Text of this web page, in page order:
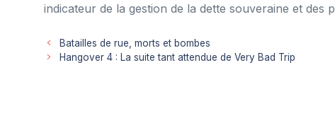
indicateur de la gestion de la dette souveraine et des
Batailles de rue, morts et bombes
Hangover 4 : La suite tant attendue de Very Bad Trip